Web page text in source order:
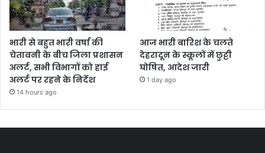
भारी से बहुत भारी वर्षा की
चेतावनी के बीच जिला प्रशासन
अलर्ट, सभी विभागों को हाई
अलर्ट पर रहने के निर्देश
14 hours ago
आज भारी बारिश के चलते
देहरादून के स्कूलों में छुट्टी
घोषित, आदेश जारी
1 day ago